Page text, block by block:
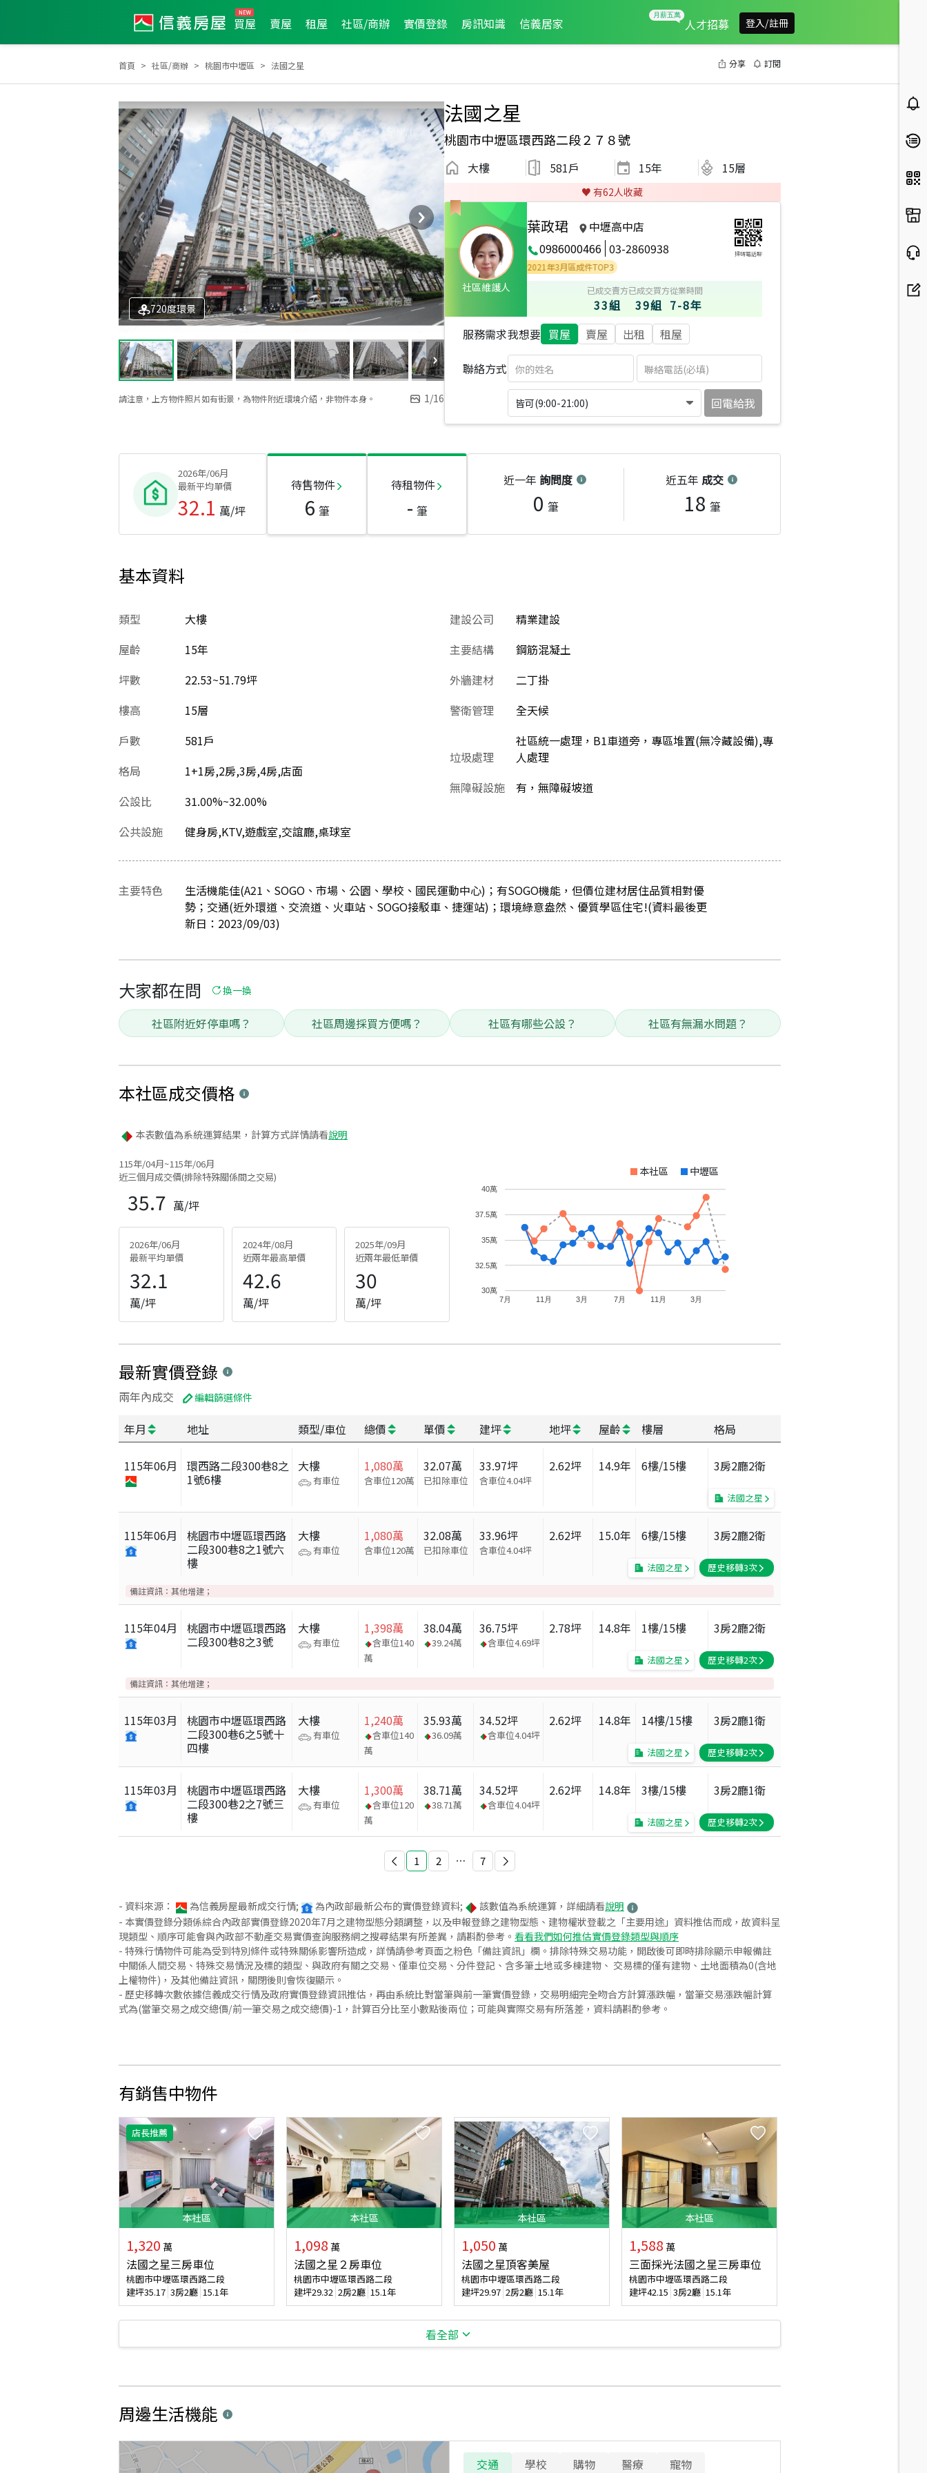
買屋 賣屋 租屋 社區/商辦 實價登錄 房訊知識 信義居家 人才招募 登入/註冊
首頁 社區/商辦 桃園市中壢區 法國之星 分享 訂閱
請注意，上方物件照片如有街景，為物件附近環境介紹，非物件本身。 1/16
720度環景
法國之星
桃園市中壢區環西路二段２７８號
大樓 581戶 15年 15層
♥️ 有62人收藏
社區維護人
葉政珺
中壢高中店
0986000466 03-2860938 掃碼電話聊
2026年5月區業績TOP1 2023年5月區業績TOP2 2026年5月區成件TOP2 2023年5月區成件TOP2
2021年3月區成件TOP3
已成交賣方
33組
已成交買方
39組
從業時間
7-8年
服務需求我想要 買屋 賣屋 出租 租屋
聯絡方式
皆可(9:00-21:00) 回電給我
2026年/06月
最新平均單價
32.1 萬/坪
待售物件
6 筆
待租物件
- 筆
近一年 詢問度
0 筆
近五年 成交
18 筆
基本資料
類型
大樓
屋齡
15年
坪數
22.53~51.79坪
樓高
15層
戶數
581戶
格局
1+1房,2房,3房,4房,店面
公設比
31.00%~32.00%
建設公司
精業建設
主要結構
鋼筋混凝土
外牆建材
二丁掛
警衛管理
全天候
垃圾處理
社區統一處理，B1車道旁，專區堆置(無冷藏設備),專
人處理
無障礙設施
有，無障礙坡道
公共設施 健身房,KTV,遊戲室,交誼廳,桌球室
主要特色
生活機能佳(A21、SOGO、市場、公園、學校、國民運動中心)；有SOGO機能，但價位建材居住品質相對優
勢；交通(近外環道、交流道、火車站、SOGO接駁車、捷運站)；環境綠意盎然、優質學區住宅!(資料最後更
新日：2023/09/03)
大家都在問 換一換
社區附近好停車嗎？ 社區周邊採買方便嗎？ 社區有哪些公設？ 社區有無漏水問題？
本社區成交價格
本表數值為系統運算結果，計算方式詳情請看說明
115年/04月~115年/06月
近三個月成交價(排除特殊關係間之交易)
35.7 萬/坪
2026年/06月
最新平均單價
32.1
萬/坪
2024年/08月
近兩年最高單價
42.6
萬/坪
2025年/09月
近兩年最低單價
30
萬/坪
本社區 中壢區
7月 11月 3月 7月 11月 3月
30萬
32.5萬
35萬
37.5萬
40萬
最新實價登錄
兩年內成交 編輯篩選條件
年月 地址 類型/車位 總價 單價 建坪 地坪 屋齡 樓層 格局
115年06月
環西路二段300巷8之
1號6樓
大樓
有車位
1,080萬
含車位120萬
32.07萬
已扣除車位
33.97坪
含車位4.04坪
2.62坪 14.9年 6樓/15樓 3房2廳2衛
法國之星
115年06月
桃園市中壢區環西路
二段300巷8之1號六
樓
大樓
有車位
1,080萬
含車位120萬
32.08萬
已扣除車位
33.96坪
含車位4.04坪
2.62坪 15.0年 6樓/15樓 3房2廳2衛
法國之星 歷史移轉3次
備註資訊： 其他增建；
115年04月
桃園市中壢區環西路
二段300巷8之3號
大樓
有車位
1,398萬
含車位140
萬
38.04萬
39.24萬
36.75坪
含車位4.69坪
2.78坪 14.8年 1樓/15樓 3房2廳2衛
法國之星 歷史移轉2次
備註資訊： 其他增建；
115年03月
桃園市中壢區環西路
二段300巷6之5號十
四樓
大樓
有車位
1,240萬
含車位140
萬
35.93萬
36.09萬
34.52坪
含車位4.04坪
2.62坪 14.8年 14樓/15樓 3房2廳1衛
法國之星 歷史移轉2次
115年03月
桃園市中壢區環西路
二段300巷2之7號三
樓
大樓
有車位
1,300萬
含車位120
萬
38.71萬
38.71萬
34.52坪
含車位4.04坪
2.62坪 14.8年 3樓/15樓 3房2廳1衛
法國之星 歷史移轉2次
1 2 ⋯ 7
- 資料來源： 為信義房屋最新成交行情; 為內政部最新公布的實價登錄資料; 該數值為系統運算，詳細請看說明
- 本實價登錄分類係綜合內政部實價登錄2020年7月之建物型態分類調整，以及申報登錄之建物型態、建物權狀登載之「主要用途」資料推估而成，故資料呈
現類型、順序可能會與內政部不動產交易實價查詢服務網之搜尋結果有所差異，請斟酌參考。 看看我們如何推估實價登錄類型與順序
- 特殊行情物件可能為受到特別條件或特殊關係影響所造成，詳情請參考頁面之粉色「備註資訊」欄。排除特殊交易功能，開啟後可即時排除顯示申報備註
中關係人間交易、特殊交易情況及標的類型、與政府有關之交易、僅車位交易、分件登記、含多筆土地或多棟建物、 交易標的僅有建物、土地面積為0(含地
上權物件)，及其他備註資訊，關閉後則會恢復顯示。
- 歷史移轉次數依據信義成交行情及政府實價登錄資訊推估，再由系統比對當筆與前一筆實價登錄，交易明細完全吻合方計算漲跌幅，當筆交易漲跌幅計算
式為(當筆交易之成交總價/前一筆交易之成交總價)-1，計算百分比至小數點後兩位；可能與實際交易有所落差，資料請斟酌參考。
有銷售中物件
店長推薦
本社區
1,320 萬
法國之星三房車位
桃園市中壢區環西路二段
建坪35.17 3房2廳 15.1年
本社區
1,098 萬
法國之星２房車位
桃園市中壢區環西路二段
建坪29.32 2房2廳 15.1年
本社區
1,050 萬
法國之星頂客美屋
桃園市中壢區環西路二段
建坪29.97 2房2廳 15.1年
本社區
1,588 萬
三面採光法國之星三房車位
桃園市中壢區環西路二段
建坪42.15 3房2廳 15.1年
看全部
周邊生活機能
交通 學校 購物 醫療 寵物